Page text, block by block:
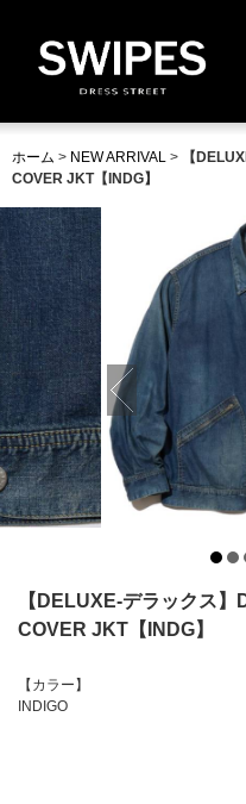
ホーム > NEW ARRIVAL >
【
COVER JKT【INDG】
【DELUXE-デラックス
COVER JKT【INDG】
【カラー】
INDIGO